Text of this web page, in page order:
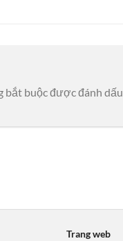
bắt buộc được đánh dấu
Trang web